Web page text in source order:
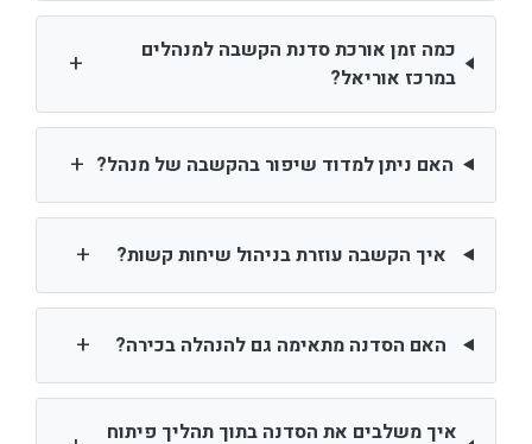
כמה זמן אורכת סדנת הקשבה למנהלים
במרכז אוריאל?
+
האם ניתן למדוד שיפור בהקשבה של מנהל? +
איך הקשבה עוזרת בניהול שיחות קשות? +
האם הסדנה מתאימה גם להנהלה בכירה? +
איך משלבים את הסדנה בתוך תהליך פיתוח